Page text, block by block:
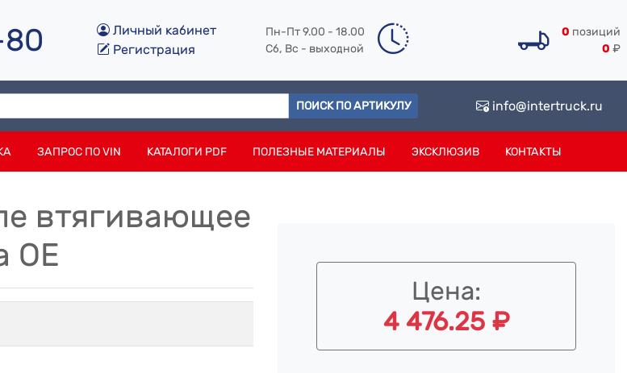
80
Личный кабинет
Регистрация
Пн-Пт 9.00 - 18.00
Сб, Вс - выходной
0 позиций
0 ₽
ПОИСК ПО АРТИКУЛУ info@intertruck.ru
ЗАПРОС ПО VIN КАТАЛОГИ PDF ПОЛЕЗНЫЕ МАТЕРИАЛЫ ЭКСКЛЮЗИВ КОНТАКТЫ
втягивающее
OE
Цена:
4 476.25 ₽